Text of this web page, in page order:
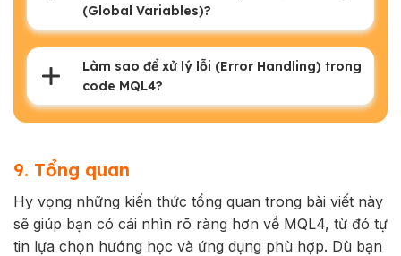
(Global Variables)?
Làm sao để xử lý lỗi (Error Handling) trong
code MQL4?
9. Tổng quan
Hy vọng những kiến thức tổng quan trong bài viết này
sẽ giúp bạn có cái nhìn rõ ràng hơn về MQL4, từ đó tự
tin lựa chọn hướng học và ứng dụng phù hợp. Dù bạn